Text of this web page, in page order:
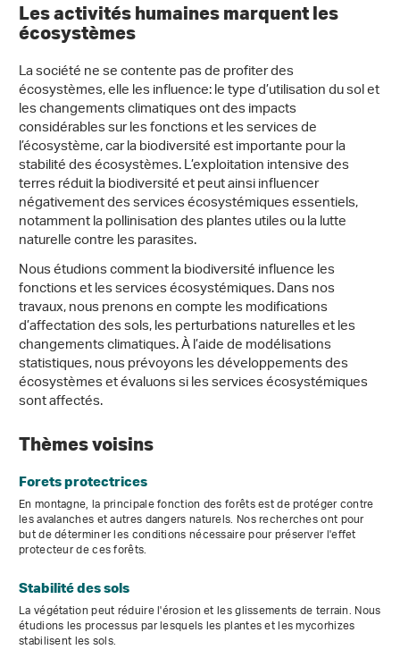
Les activités humaines marquent les
écosystèmes
La société ne se contente pas de profiter des
écosystèmes, elle les influence: le type d’utilisation du sol et
les changements climatiques ont des impacts
considérables sur les fonctions et les services de
l’écosystème, car la biodiversité est importante pour la
stabilité des écosystèmes. L’exploitation intensive des
terres réduit la biodiversité et peut ainsi influencer
négativement des services écosystémiques essentiels,
notamment la pollinisation des plantes utiles ou la lutte
naturelle contre les parasites.
Nous étudions comment la biodiversité influence les
fonctions et les services écosystémiques. Dans nos
travaux, nous prenons en compte les modifications
d’affectation des sols, les perturbations naturelles et les
changements climatiques. À l’aide de modélisations
statistiques, nous prévoyons les développements des
écosystèmes et évaluons si les services écosystémiques
sont affectés.
Thèmes voisins
Forets protectrices
En montagne, la principale fonction des forêts est de protéger contre
les avalanches et autres dangers naturels. Nos recherches ont pour
but de déterminer les conditions nécessaire pour préserver l'effet
protecteur de ces forêts.
Stabilité des sols
La végétation peut réduire l'érosion et les glissements de terrain. Nous
étudions les processus par lesquels les plantes et les mycorhizes
stabilisent les sols.